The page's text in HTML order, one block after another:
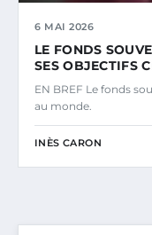
6 MAI 2026
LE FONDS
SES OBJECTIFS
EN BREF Le fonds
au monde.
INÈS CARON